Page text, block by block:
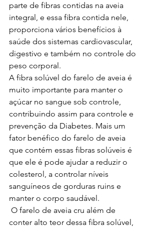
parte de fibras contidas na aveia
integral, e essa fibra contida nele,
proporciona vários benefícios à
saúde dos sistemas cardiovascular,
digestivo e também no controle do
peso corporal.
A fibra solúvel do farelo de aveia é
muito importante para manter o
açúcar no sangue sob controle,
contribuindo assim para controle e
prevenção da Diabetes. Mais um
fator benéfico do farelo de aveia
que contém essas fibras solúveis é
que ele é pode ajudar a reduzir o
colesterol, a controlar níveis
sanguíneos de gorduras ruins e
manter o corpo saudável.
conter alto teor dessa fibra solúvel,